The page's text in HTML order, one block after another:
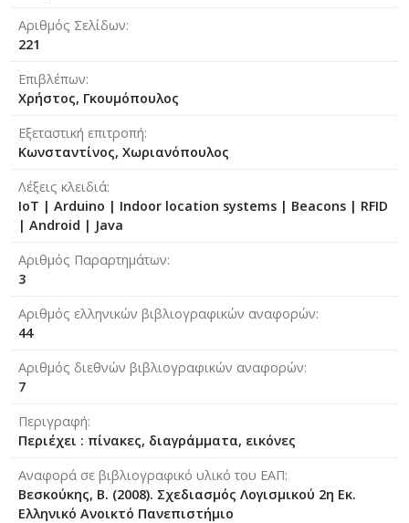
Αριθμός Σελίδων
221
Επιβλέπων
Χρήστος, Γκουμόπουλος
Εξεταστική επιτροπή
Κωνσταντίνος, Χωριανόπουλος
Λέξεις κλειδιά
IoT | Arduino | Indoor location systems | Beacons | RFID
| Android | Java
Αριθμός Παραρτημάτων
3
Αριθμός ελληνικών βιβλιογραφικών αναφορών
44
Αριθμός διεθνών βιβλιογραφικών αναφορών
7
Περιγραφή
Περιέχει : πίνακες, διαγράμματα, εικόνες
Αναφορά σε βιβλιογραφικό υλικό του ΕΑΠ
Βεσκούκης, Β. (2008). Σχεδιασμός Λογισμικού 2η Εκ.
Ελληνικό Ανοικτό Πανεπιστήμιο